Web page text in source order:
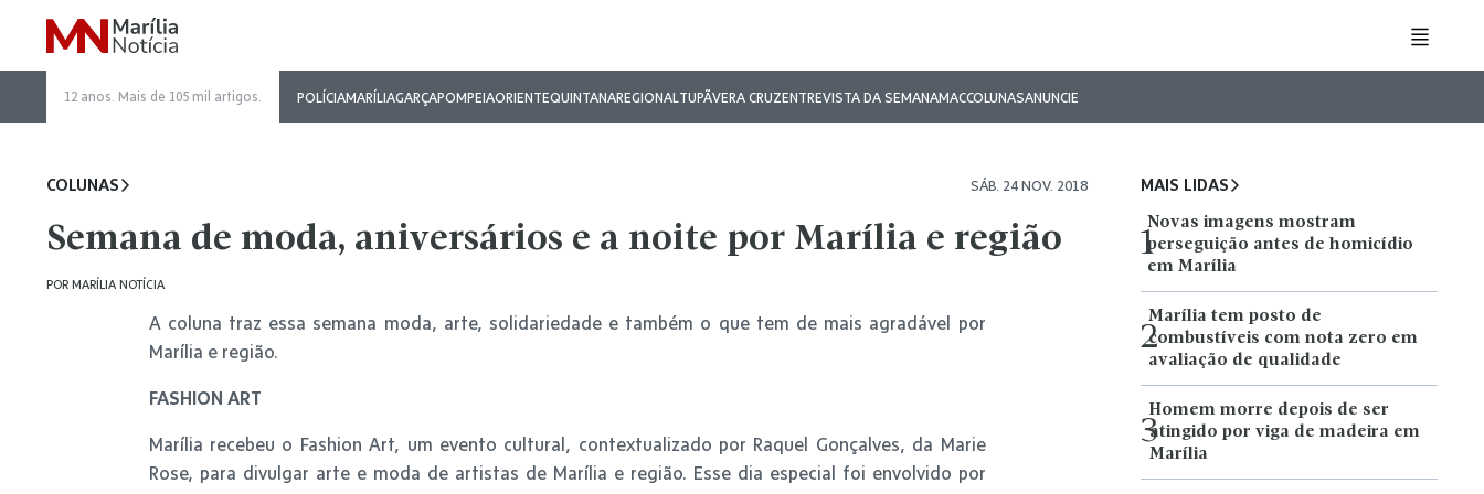
12 anos. Mais de 105 mil artigos. POLÍCIAMARÍLIAGARÇAPOMPEIAORIENTEQUINTANAREGIONALTUPÃVERA CRUZENTREVISTA DA SEMANAMACCOLUNASANUNCIE
COLUNAS SÁB. 24 NOV. 2018
Semana de moda, aniversários e a noite por Marília e região
POR MARÍLIA NOTÍCIA
A coluna traz essa semana moda, arte, solidariedade e também o que tem de mais agradável por
Marília e região.
FASHION ART
Marília recebeu o Fashion Art, um evento cultural, contextualizado por Raquel Gonçalves, da Marie
Rose, para divulgar arte e moda de artistas de Marília e região. Esse dia especial foi envolvido por
MAIS LIDAS
1
Novas imagens mostram
perseguição antes de homicídio
em Marília
2
Marília tem posto de
combustíveis com nota zero em
avaliação de qualidade
3
Homem morre depois de ser
atingido por viga de madeira em
Marília